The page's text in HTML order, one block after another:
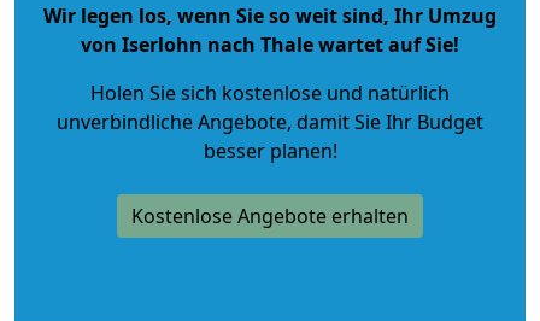
Wir legen los, wenn Sie so weit sind, Ihr Umzug
von Iserlohn nach Thale wartet auf Sie!
Holen Sie sich kostenlose und natürlich
unverbindliche Angebote, damit Sie Ihr Budget
besser planen!
Kostenlose Angebote erhalten